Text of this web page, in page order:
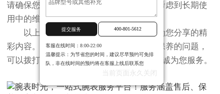
请确保您已经充分了解了自己的需求，并考虑到长期使
用中的维护成本等因素。
以上就是
北京泰格豪雅保养服务中心 为您分享的精
彩内容。如果您还有其他关于手表维护和保养的问题，
可以拨打页面400电话进行咨询，我们将竭诚为您服务。
提交服务 400-801-5612
客服在线时间：8:00-22:00
温馨提示：为节省您的时间，建议尽早预约可免排
队，非在线时间的预约将在客服上线后联系您
当前页面永久关闭